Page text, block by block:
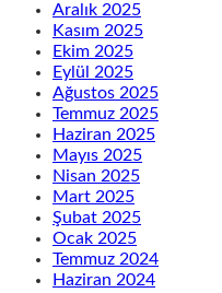
Aralık 2025
Kasım 2025
Ekim 2025
Eylül 2025
Ağustos 2025
Temmuz 2025
Haziran 2025
Mayıs 2025
Nisan 2025
Mart 2025
Şubat 2025
Ocak 2025
Temmuz 2024
Haziran 2024